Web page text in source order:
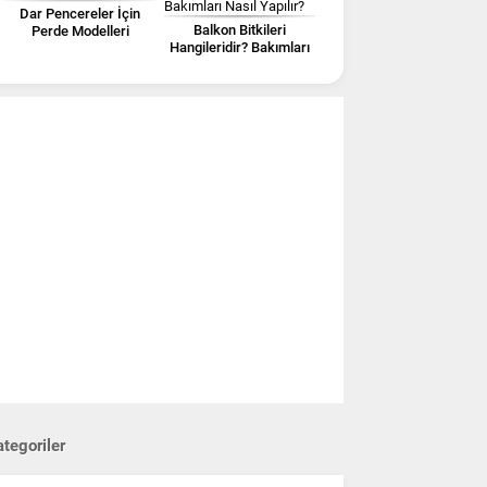
Dar Pencereler İçin
Perde Modelleri
Balkon Bitkileri
Hangileridir? Bakımları